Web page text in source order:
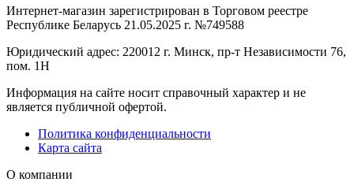
Интернет-магазин зарегистрирован в Торговом реестре
Республике Беларусь 21.05.2025 г. №749588
Юридический адрес: 220012 г. Минск, пр-т Независимости 76,
пом. 1Н
Информация на сайте носит справочный характер и не
является публичной офертой.
Политика конфиденциальности
Карта сайта
О компании